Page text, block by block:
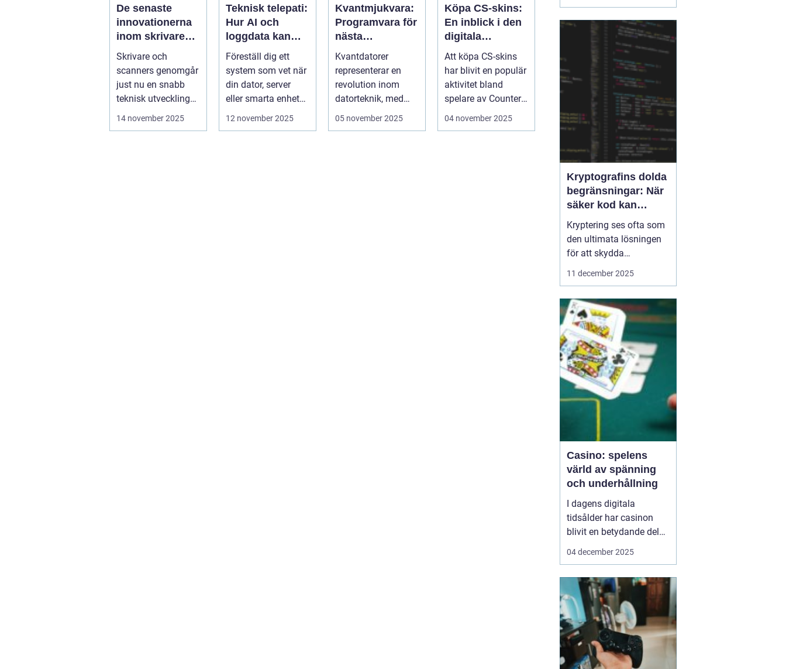
De senaste
innovationerna
inom skrivare
och scanners
Skrivare och
scanners genomgår
just nu en snabb
teknisk utveckling
som gör dem mer
14 november 2025
Teknisk telepati:
Hur AI och
loggdata kan
förutsäga fel
innan de händer
Föreställ dig ett
system som vet när
din dator, server
eller smarta enhet
kommer att ...
12 november 2025
Kvantmjukvara:
Programvara för
nästa
generations
Kvantdatorer
representerar en
revolution inom
datorteknik, med
kapacitet att lösa
05 november 2025
Köpa CS-skins:
En inblick i den
digitala
handelsvärlden
Att köpa CS-skins
har blivit en populär
aktivitet bland
spelare av Counter-
Strike: Global ...
04 november 2025
säkerhetslösningar
fokuserar på teknik, men
ignorerar hur människor
faktiskt...
Kryptografins dolda
begränsningar: När
säker kod kan
missleda företag
Kryptering ses ofta som
den ultimata lösningen
för att skydda
företagsdata, men
implementerad eller
missförstådd kryptografi
kan skapa en falsk
känsla av säkerhet som
f...
11 december 2025
Casino: spelens
värld av spänning
och underhållning
I dagens digitala
tidsålder har casinon
blivit en betydande del
av onlineunderhållning.
erbjuder casinovärlden
en oändlig mängd
möjligheter för spelare
att nj...
04 december 2025